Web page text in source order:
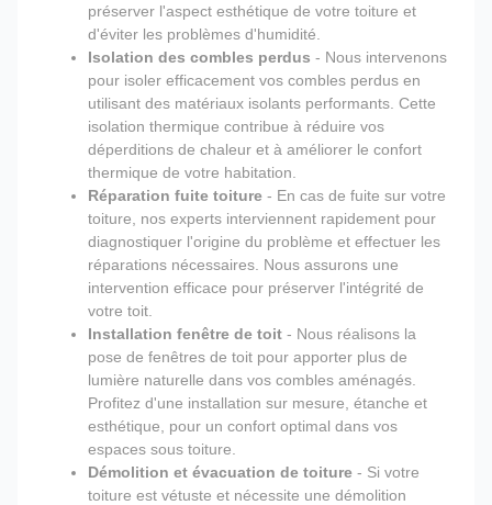
préserver l'aspect esthétique de votre toiture et
d'éviter les problèmes d'humidité.
Isolation des combles perdus - Nous intervenons
pour isoler efficacement vos combles perdus en
utilisant des matériaux isolants performants. Cette
isolation thermique contribue à réduire vos
déperditions de chaleur et à améliorer le confort
thermique de votre habitation.
Réparation fuite toiture - En cas de fuite sur votre
toiture, nos experts interviennent rapidement pour
diagnostiquer l'origine du problème et effectuer les
réparations nécessaires. Nous assurons une
intervention efficace pour préserver l'intégrité de
votre toit.
Installation fenêtre de toit - Nous réalisons la
pose de fenêtres de toit pour apporter plus de
lumière naturelle dans vos combles aménagés.
Profitez d'une installation sur mesure, étanche et
esthétique, pour un confort optimal dans vos
espaces sous toiture.
Démolition et évacuation de toiture - Si votre
toiture est vétuste et nécessite une démolition